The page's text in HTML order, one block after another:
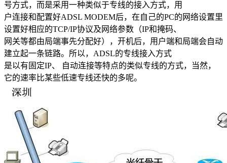
深圳罗湖田心机房
海外机房
香港NTT机房
100G直连国际带宽
美国数据中心机房
解决方案
电子商务类解决方案
号方式，而是采用一种类似于专线的接入方式，用
户连接和配置好ADSL MODEM后，在自己的PC的网络设置里
设置好相应的TCP/IP协议及网络参数（IP和掩码、
网关等都由局端事先分配好），开机后，用户端和局端会自动
建立起一条链路。所以，ADSL的专线接入方式
是以有固定IP、 自动连接等特点的类似专线的方式，当然，
它的速率比某些低速专线还快的多呢。